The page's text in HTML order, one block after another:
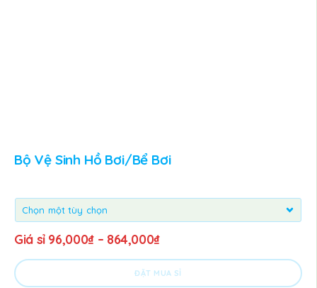
Bộ Vệ Sinh Hồ Bơi/Bể Bơi
Giá sỉ 96,000₫– 864,000₫
ĐẶT MUA SỈ